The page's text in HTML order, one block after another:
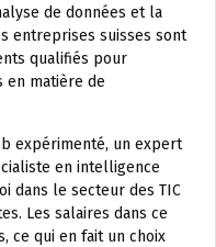
de données et la
entreprises suisses sont
qualifiés pour
en matière de
expérimenté, un expert
en intelligence
dans le secteur des TIC
Les salaires dans ce
ce qui en fait un choix